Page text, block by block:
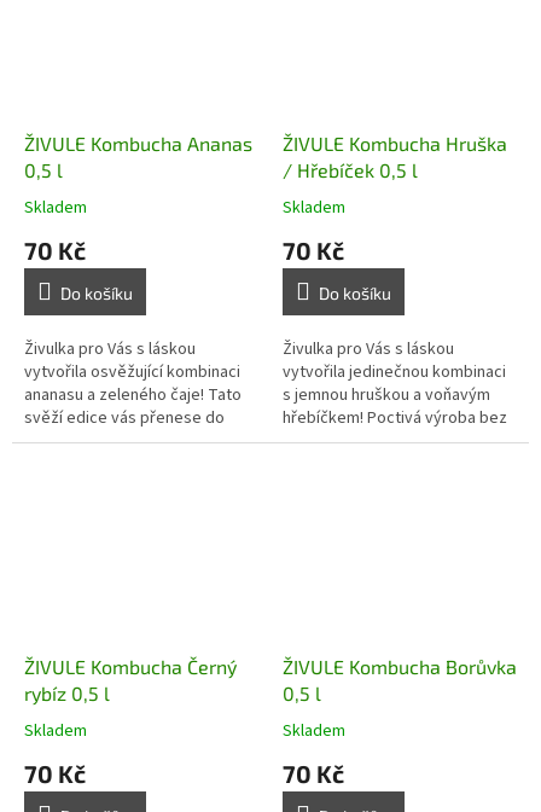
ŽIVULE Kombucha Ananas
0,5 l
Skladem
70 Kč
Do košíku
Živulka pro Vás s láskou
vytvořila osvěžující kombinaci
ananasu a zeleného čaje! Tato
svěží edice vás přenese do
tropů a zároveň dodá tělu
ŽIVULE Kombucha Hruška
/ Hřebíček 0,5 l
Skladem
70 Kč
Do košíku
Živulka pro Vás s láskou
vytvořila jedinečnou kombinaci
s jemnou hruškou a voňavým
hřebíčkem! Poctivá výroba bez
barviv a konzervantů, plná
ŽIVULE Kombucha Černý
rybíz 0,5 l
Skladem
70 Kč
ŽIVULE Kombucha Borůvka
0,5 l
Skladem
70 Kč